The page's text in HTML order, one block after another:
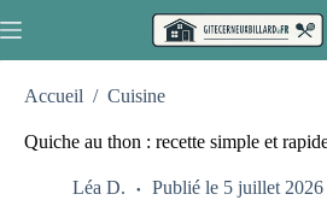
au
Accueil / Cuisine
Quiche au thon : recette simple et
Léa D. Publié le 5 juillet 2026